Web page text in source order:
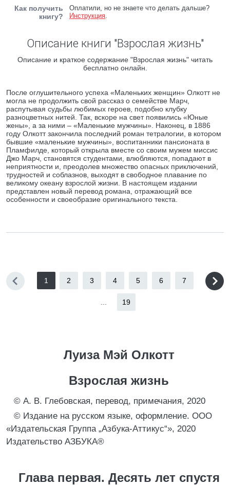
Как получить
книгу?
Оплатили, но не знаете что делать дальше?
Инструкция.
Описание книги "Взрослая жизнь"
Описание и краткое содержание "Взрослая жизнь" читать
бесплатно онлайн.
После оглушительного успеха «Маленьких женщин» Олкотт не
могла не продолжить свой рассказ о семействе Марч,
распутывая судьбы любимых героев, подобно клубку
разноцветных нитей. Так, вскоре на свет появились «Юные
жены», а за ними – «Маленькие мужчины». Наконец, в 1886
году Олкотт закончила последний роман тетралогии, в котором
бывшие «маленькие мужчины», воспитанники пансионата в
Пламфилде, который открыла вместе со своим мужем миссис
Джо Марч, становятся студентами, влюбляются, попадают в
неприятности и, преодолев множество опасных приключений,
трудностей и соблазнов, выходят в свободное плавание по
великому океану взрослой жизни. В настоящем издании
представлен новый перевод романа, отражающий все
особенности и своеобразие оригинального текста.
1 2 3 4 5 6 7
19
Луиза Мэй Олкотт
Взрослая жизнь
© А. В. Глебовская, перевод, примечания, 2020
© Издание на русском языке, оформление. ООО
«Издательская Группа „Азбука-Аттикус“», 2020
Издательство АЗБУКА®
Глава первая. Десять лет спустя